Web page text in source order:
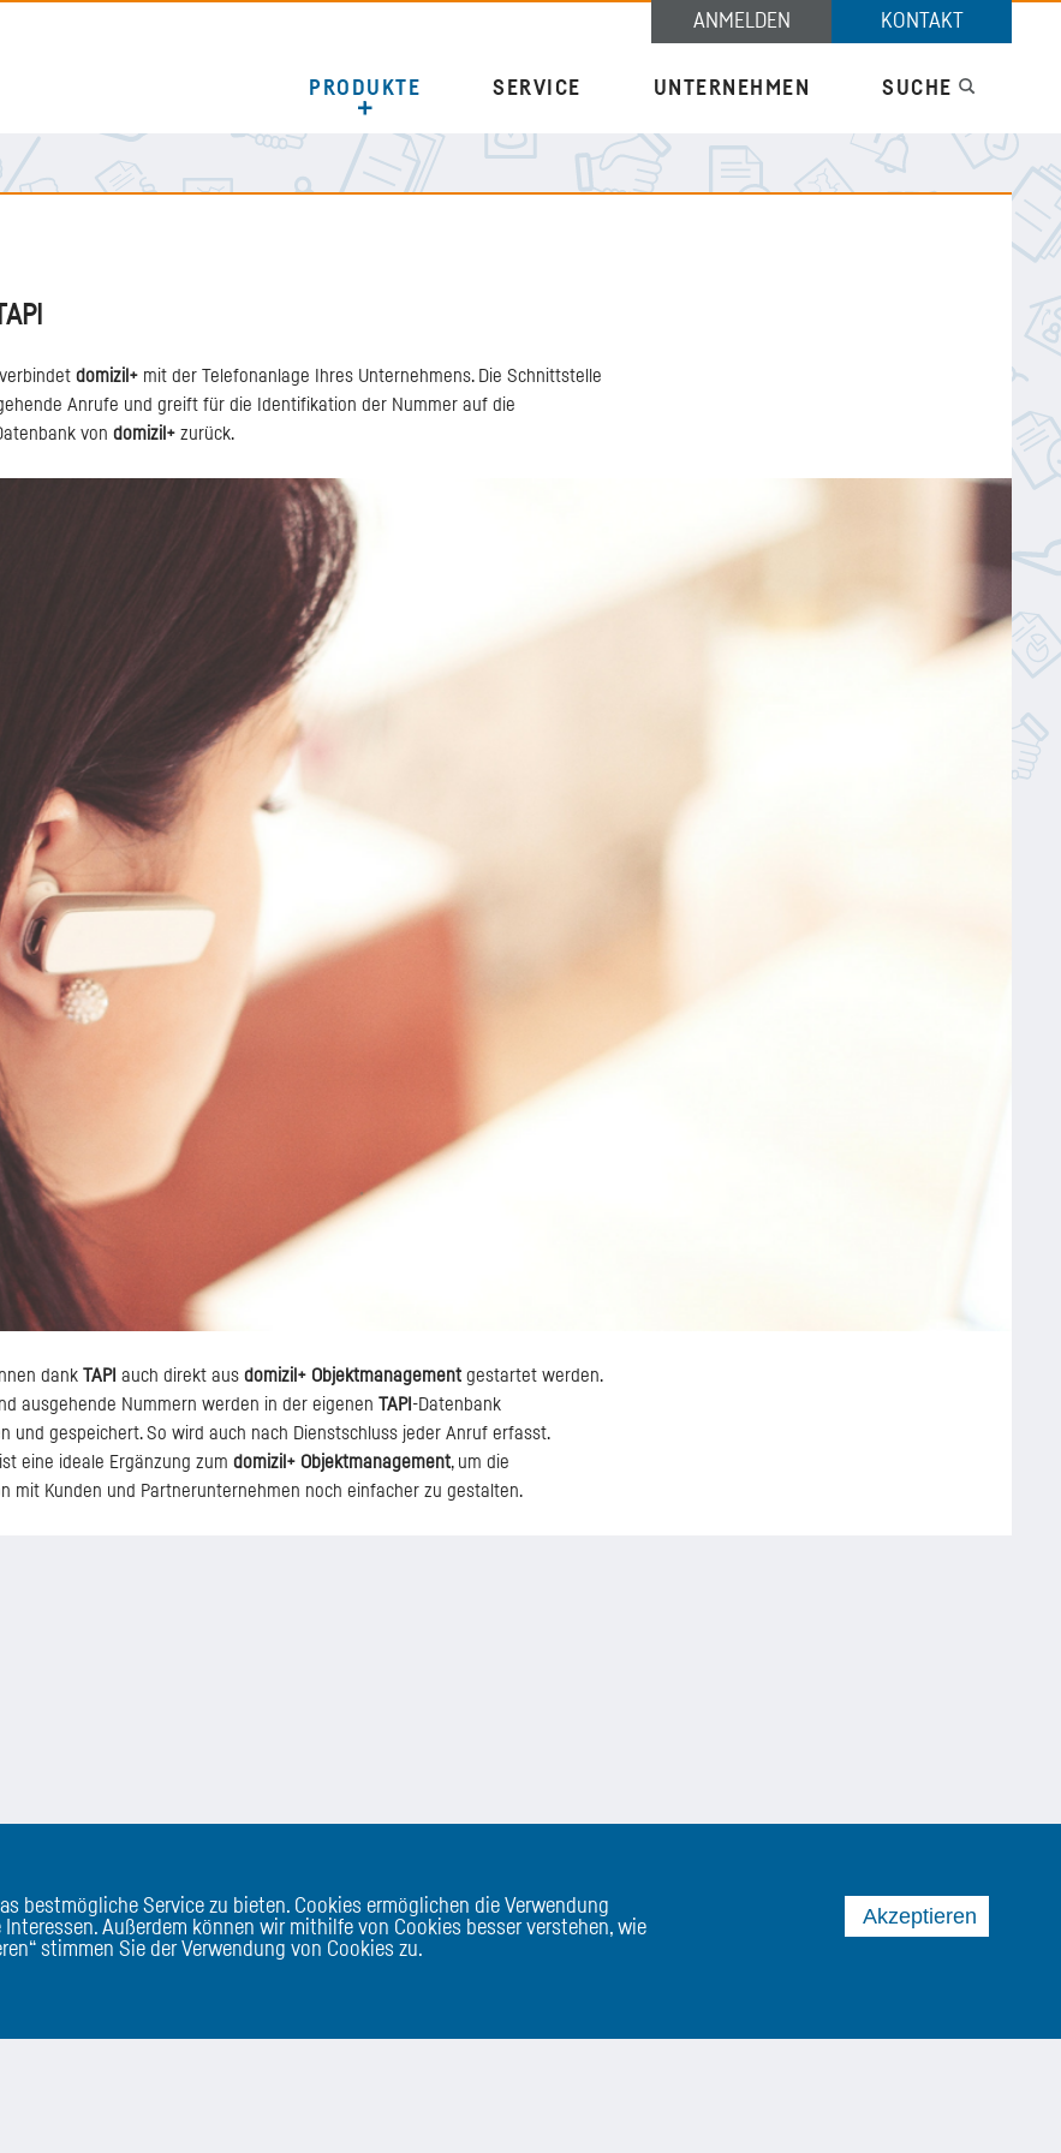
bestmögliche Service zu bieten. Cookies ermöglichen die Verwendung
Außerdem können wir mithilfe von Cookies besser verstehen, wie
stimmen Sie der Verwendung von Cookies zu.
Akzeptieren
TAPIANMELDEN KONTAKT
PRODUKTE SERVICE UNTERNEHMEN SUCHE
verbindet domizil+ mit der Telefonanlage Ihres Unternehmens. Die Schnittstelle
Anrufe und greift für die Identifikation der Nummer auf die
von domizil+ zurück.
dank TAPI auch direkt aus domizil+ Objektmanagement gestartet werden.
ausgehende Nummern werden in der eigenen TAPI -Datenbank
und gespeichert. So wird auch nach Dienstschluss jeder Anruf erfasst.
ist eine ideale Ergänzung zum domizil+ Objektmanagement, um die
mit Kunden und Partnerunternehmen noch einfacher zu gestalten.